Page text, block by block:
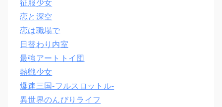
征服少女
恋と深空
恋は職場で
日替わり内室
最強アートトイ団
熱戦少女
爆速三国‐フルスロットル‐
異世界のんびりライフ